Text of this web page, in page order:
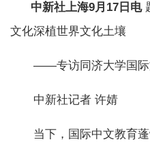
中新社上海9月17日电
文化深植世界文化土壤
——专访同济大学国际
中新社记者 许婧
当下，国际中文教育蓬